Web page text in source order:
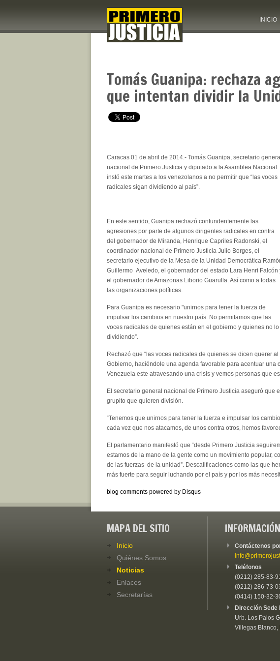
INICIO
Tomás Guanipa: rechaza
que intentan dividir la
Caracas 01 de abril de 2014.- Tomás Guanipa, secretario
nacional de Primero Justicia y diputado a la Asamblea Nacional
instó este martes a los venezolanos a no permitir que “las voces
radicales sigan dividiendo al país”.
En este sentido, Guanipa rechazó contundentemente las
agresiones por parte de algunos dirigentes radicales en contra
del gobernador de Miranda, Henrique Capriles Radonski, el
coordinador nacional de Primero Justicia Julio Borges, el
secretario ejecutivo de la Mesa de la Unidad Democrática
Guillermo Aveledo, el gobernador del estado Lara Henri Falcón
el gobernador de Amazonas Liborio Guarulla. Así como a todas
las organizaciones políticas.
Para Guanipa es necesario "unirnos para tener la fuerza de
impulsar los cambios en nuestro país. No permitamos que las
voces radicales de quienes están en el gobierno y quienes no
dividiendo”.
Rechazó que “las voces radicales de quienes se dicen querer
Gobierno, haciéndole una agenda favorable para acentuar una
Venezuela este atravesando una crisis y vemos personas que
El secretario general nacional de Primero Justicia aseguró que
grupito que quieren división.
“Tenemos que unirnos para tener la fuerza e impulsar los
cada vez que nos atacamos, de unos contra otros, hemos
El parlamentario manifestó que “desde Primero Justicia
estamos de la mano de la gente como un movimiento popular,
de las fuerzas de la unidad”. Descalificaciones como las que
más fuerte para seguir luchando por el país y por los más
blog comments powered by Disqus
MAPA DEL SITIO
Inicio
Quiénes Somos
Noticias
Enlaces
Secretarías
Contáctenos
Teléfonos
(0212) 285-83-
(0212) 286-73-
(0414) 150-32-
Dirección Sede
Urb. Los Palos
Villegas Blanco,